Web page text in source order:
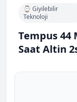
⌚ Giyilebilir
Teknoloji
Tempus 44
Saat Altin